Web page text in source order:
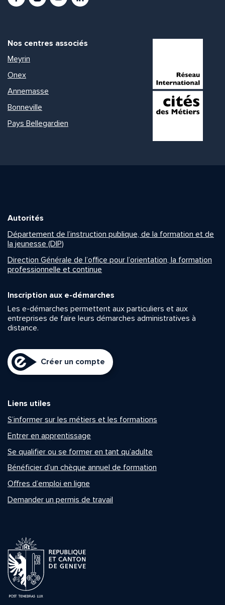
Nos centres associés
Meyrin
Onex
Annemasse
Bonneville
Pays Bellegardien
Autorités
Département de l’instruction publique, de la formation et de
la jeunesse (DIP)
Direction Générale de l’office pour l’orientation, la formation
professionnelle et continue
Inscription aux e-démarches
Les e-démarches permettent aux particuliers et aux
entreprises de faire leurs démarches administratives à
distance.
Créer un compte
Liens utiles
S’informer sur les métiers et les formations
Entrer en apprentissage
Se qualifier ou se former en tant qu’adulte
Bénéficier d’un chèque annuel de formation
Offres d’emploi en ligne
Demander un permis de travail